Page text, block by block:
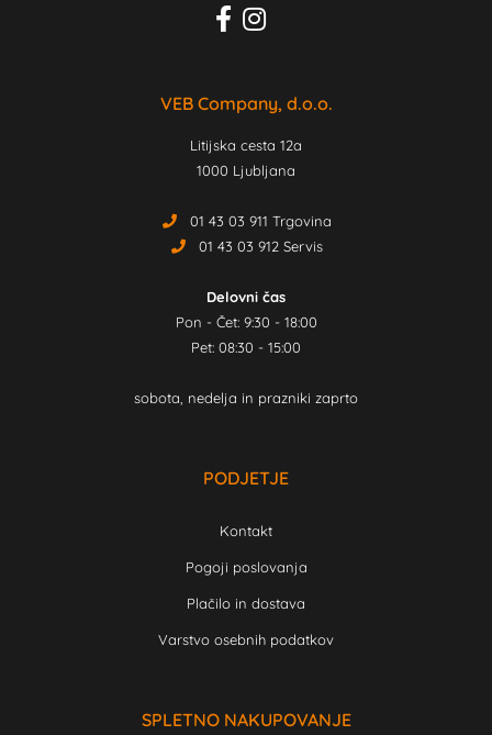
VEB Company, d.o.o.
Litijska cesta 12a
1000 Ljubljana
01 43 03 911 Trgovina
01 43 03 912 Servis
Delovni čas
Pon - Čet: 9:30 - 18:00
Pet: 08:30 - 15:00
sobota, nedelja in prazniki zaprto
PODJETJE
Kontakt
Pogoji poslovanja
Plačilo in dostava
Varstvo osebnih podatkov
SPLETNO NAKUPOVANJE